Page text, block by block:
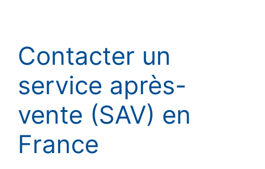
Contacter un
service après-
vente (SAV) en
France